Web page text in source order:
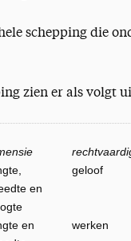
schepping die
zien er als volgt
en
geloof
en
werken